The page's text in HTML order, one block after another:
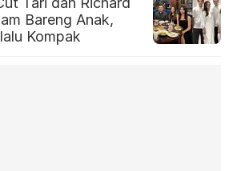
Bareng Anak,
Kompak